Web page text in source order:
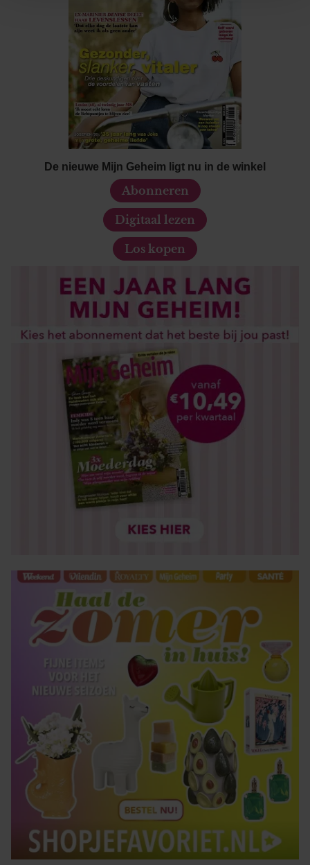
personaliseren, om functies voor social media te bieden
en om ons websiteverkeer te analyseren. Ook delen we
informatie over uw gebruik van onze site met onze
partners voor social media, adverteren en analyse. Deze
partners kunnen deze gegevens combineren met andere
informatie die u aan ze heeft verstrekt of die ze hebben
verzameld op basis van uw gebruik van hun services. U
gaat akkoord met onze cookies als u onze website blijft
De nieuwe Mijn Geheim ligt nu in de winkel
Abonneren
Digitaal lezen
Los kopen